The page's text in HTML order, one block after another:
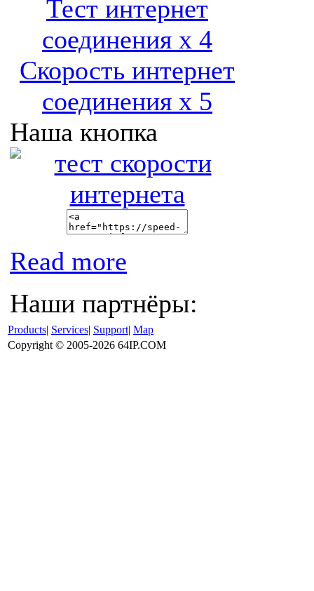
Тест интернет
соединения x 4
Скорость интернет
соединения x 5
Наша кнопка
Read more
Наши партнёры:
Products| Services| Support| Map
Copyright © 2005-2026 64IP.COM